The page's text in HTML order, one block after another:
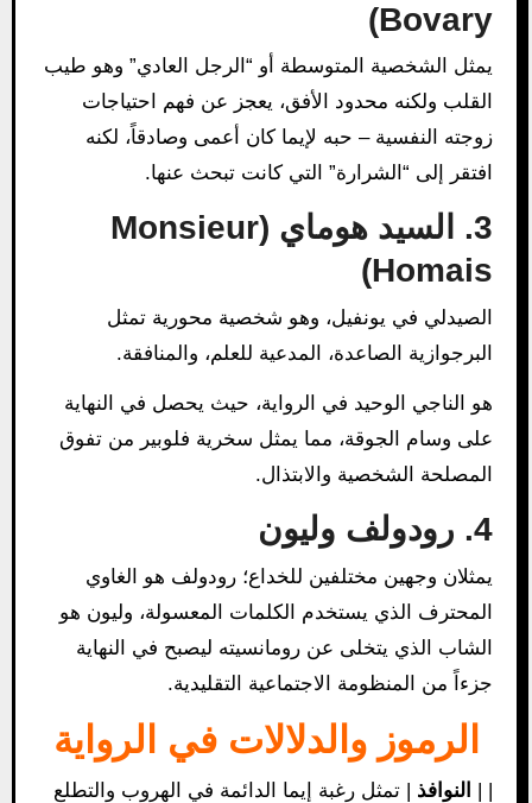
Bovary)
يمثل الشخصية المتوسطة أو “الرجل العادي” وهو طيب
القلب ولكنه محدود الأفق، يعجز عن فهم احتياجات
زوجته النفسية – حبه لإيما كان أعمى وصادقاً، لكنه
افتقر إلى “الشرارة” التي كانت تبحث عنها.
3. السيد هوماي (Monsieur
Homais)
الصيدلي في يونفيل، وهو شخصية محورية تمثل
البرجوازية الصاعدة، المدعية للعلم، والمنافقة.
هو الناجي الوحيد في الرواية، حيث يحصل في النهاية
على وسام الجوقة، مما يمثل سخرية فلوبير من تفوق
المصلحة الشخصية والابتذال.
4. رودولف وليون
يمثلان وجهين مختلفين للخداع؛ رودولف هو الغاوي
المحترف الذي يستخدم الكلمات المعسولة، وليون هو
الشاب الذي يتخلى عن رومانسيته ليصبح في النهاية
جزءاً من المنظومة الاجتماعية التقليدية.
الرموز والدلالات في الرواية
| | النوافذ | تمثل رغبة إيما الدائمة في الهروب والتطلع